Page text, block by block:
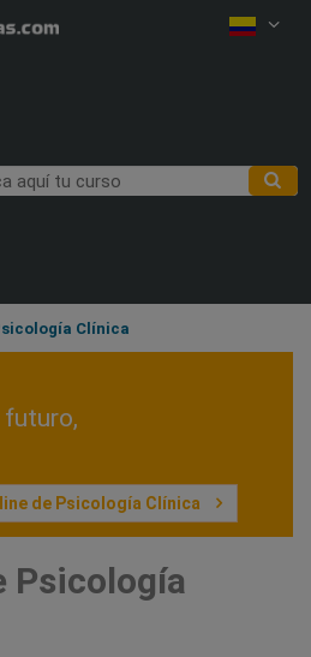
Clínica
futuro,
de Psicología Clínica
Psicología